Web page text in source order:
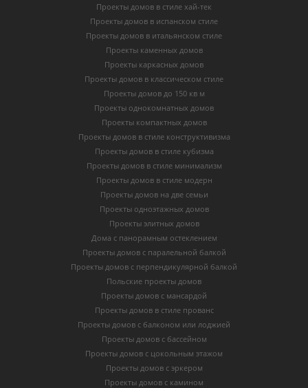
Проекты домов в стиле хай-тек
Проекты домов в испанском стиле
Проекты домов в итальянском стиле
Проекты каменных домов
Проекты каркасных домов
Проекты домов в классическом стиле
Проекты домов до 150 кв м
Проекты однокомнатных домов
Проекты компактных домов
Проекты домов в стиле конструктивизма
Проекты домов в стиле кубизма
Проекты домов в стиле минимализм
Проекты домов в стиле модерн
Проекты домов на две семьи
Проекты одноэтажных домов
Проекты элитных домов
Дома с панорамным остеклением
Проекты домов с паралельной балкой
Проекты домов с перпендикулярной балкой
Польские проекты домов
Проекты домов с мансардой
Проекты домов в стиле прованс
Проекты домов с балконом или лоджией
Проекты домов с бассейном
Проекты домов с цокольным этажом
Проекты домов с эркером
Проекты домов с камином